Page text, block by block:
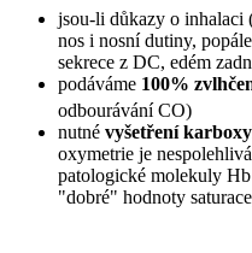
jsou-li důkazy o inhalaci
nos i nosní dutiny,
sekrece z DC, edém
podáváme 100%
odbourávání CO)
nutné vyšetření
oxymetrie je
patologické molekuly
"dobré" hodnoty